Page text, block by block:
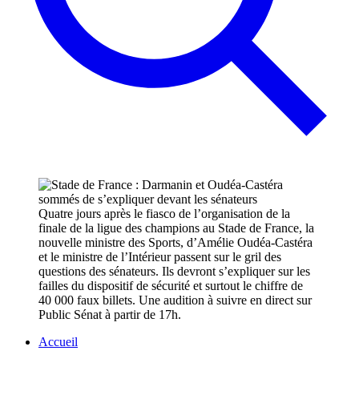
Quatre jours après le fiasco de l’organisation de la
finale de la ligue des champions au Stade de France, la
nouvelle ministre des Sports, d’Amélie Oudéa-Castéra
et le ministre de l’Intérieur passent sur le gril des
questions des sénateurs. Ils devront s’expliquer sur les
failles du dispositif de sécurité et surtout le chiffre de
40 000 faux billets. Une audition à suivre en direct sur
Public Sénat à partir de 17h.
Accueil